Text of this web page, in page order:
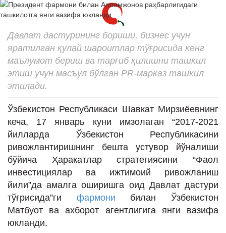
Клип
Кино
ИНТЕРВЬЮ
Таҳлил
Саломатлик
Бу қизиқ
Реклама
СПОРТ
ТЕХНОЛОГИЯ
Давлат дастурининг бориши, бизнес учун
яратилган қулай шароитлар тўғрисида кенг
маълумот бериш ва тарғиб қилишни ташкил
этиш учун масъул бўлган PR-марказ ташкил
этилади.
Ўзбекистон Республикаси Шавкат Мирзиёевнинг
кеча, 17 январь куни имзолаган “2017-2021
йилларда Ўзбекистон Республикасини
ривожлантиришнинг бешта устувор йўналиши
бўйича Ҳаракатлар стратегиясини “Фаол
инвестициялар ва ижтимоий ривожланиш
йили”да амалга оширишга оид Давлат дастури
тўғрисида”ги фармони билан Ўзбекистон
Матбуот ва ахборот агентлигига янги вазифа
юкланди.